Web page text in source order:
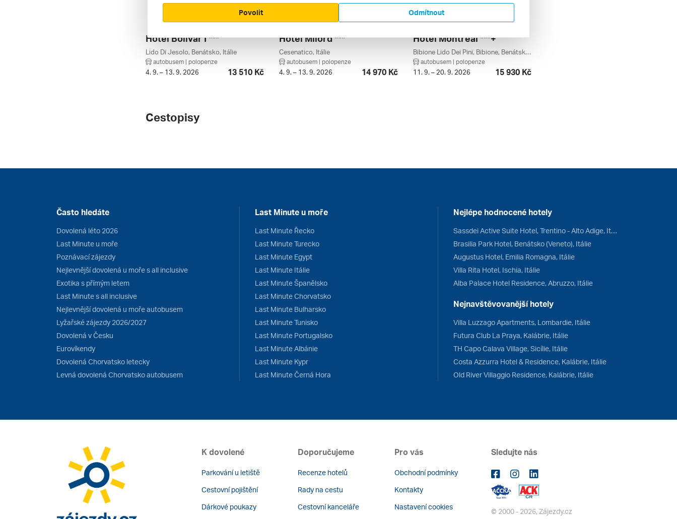
Hotel Bolivar I ***
Lido Di Jesolo, Benátsko, Itálie
autobusem | polopenze
4. 9. – 13. 9. 2026 13 510 Kč
Hotel Milord ***
Cesenatico, Itálie
autobusem | polopenze
4. 9. – 13. 9. 2026 14 970 Kč
Hotel Montreal ***+
Bibione Lido Dei Pini, Bibione, Benátsko, Itálie
autobusem | polopenze
11. 9. – 20. 9. 2026 15 930 Kč
Cestopisy
Často hledáte
Dovolená léto 2026
Last Minute u moře
Poznávací zájezdy
Nejlevnější dovolená u moře s all inclusive
Exotika s přímým letem
Last Minute s all inclusive
Nejlevnější dovolená u moře autobusem
Lyžařské zájezdy 2026/2027
Dovolená v Česku
Eurovíkendy
Dovolená Chorvatsko letecky
Levná dovolená Chorvatsko autobusem
Last Minute u moře
Last Minute Řecko
Last Minute Turecko
Last Minute Egypt
Last Minute Itálie
Last Minute Španělsko
Last Minute Chorvatsko
Last Minute Bulharsko
Last Minute Tunisko
Last Minute Portugalsko
Last Minute Albánie
Last Minute Kypr
Last Minute Černá Hora
Nejlépe hodnocené hotely
Sassdei Active Suite Hotel, Trentino - Alto Adige, Itálie
Brasilia Park Hotel, Benátsko (Veneto), Itálie
Augustus Hotel, Emilia Romagna, Itálie
Villa Rita Hotel, Ischia, Itálie
Alba Palace Hotel Residence, Abruzzo, Itálie
Nejnavštěvovanější hotely
Villa Luzzago Apartments, Lombardie, Itálie
Futura Club La Praya, Kalábrie, Itálie
TH Capo Calava Village, Sicílie, Itálie
Costa Azzurra Hotel & Residence, Kalábrie, Itálie
Old River Villaggio Residence, Kalábrie, Itálie
K dovolené
Parkování u letiště
Cestovní pojištění
Dárkové poukazy
Doporučujeme
Recenze hotelů
Rady na cestu
Cestovní kanceláře
Pro vás
Obchodní podmínky
Kontakty
Nastavení cookies
Sledujte nás
© 2000 - 2026, Zájezdy.cz
Odmítnout
Povolit